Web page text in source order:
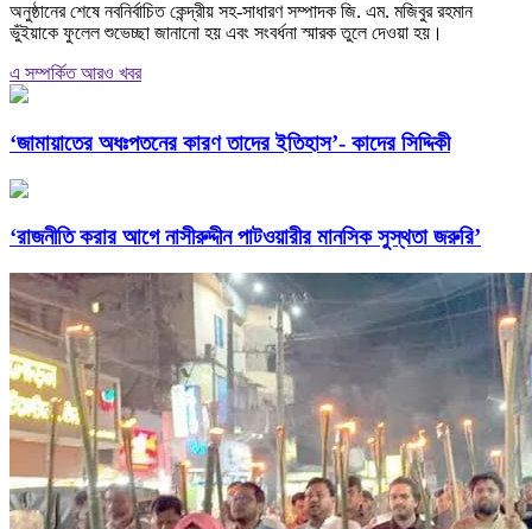
অনুষ্ঠানের শেষে নবনির্বাচিত কেন্দ্রীয় সহ-সাধারণ সম্পাদক জি. এম. মজিবুর রহমান
ভুঁইয়াকে ফুলেল শুভেচ্ছা জানানো হয় এবং সংবর্ধনা স্মারক তুলে দেওয়া হয়।
এ সম্পর্কিত আরও খবর
‘জামায়াতের অধঃপতনের কারণ তাদের ইতিহাস’- কাদের সিদ্দিকী
‘রাজনীতি করার আগে নাসীরুদ্দীন পাটওয়ারীর মানসিক সুস্থতা জরুরি’